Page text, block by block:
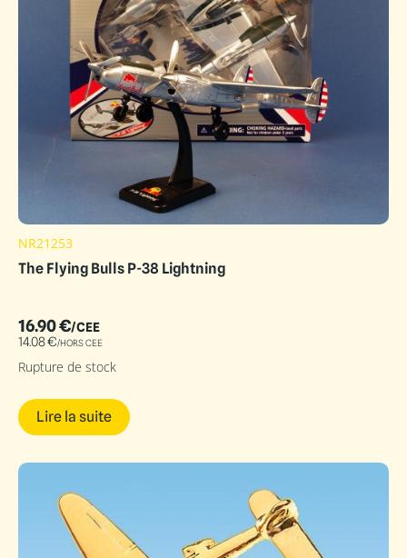
NR21253
The Flying Bulls P-38 Lightning
16.90€/CEE
14.08€/HORS CEE
Rupture de stock
Lire la suite